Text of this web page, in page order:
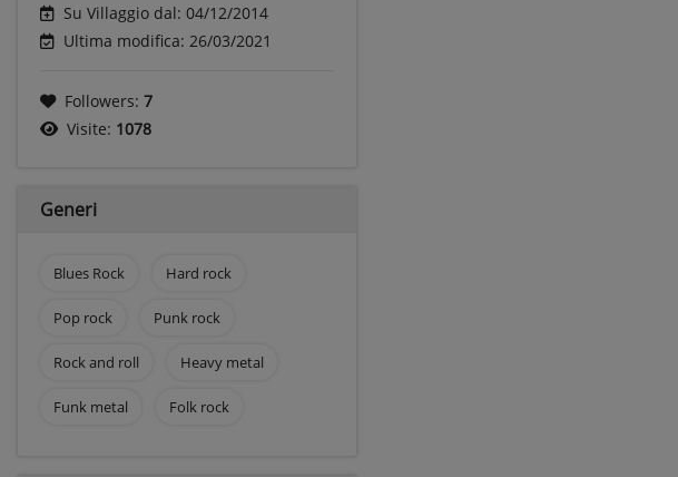
Su Villaggio dal: 04/12/2014
Ultima modifica: 26/03/2021
Followers: 7
Visite: 1078
Generi
Blues Rock Hard rock
Pop rock Punk rock
Rock and roll Heavy metal
Funk metal Folk rock